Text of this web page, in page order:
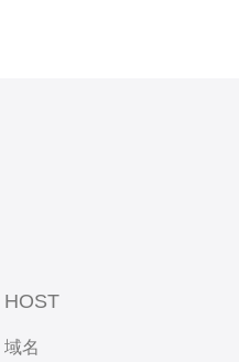
HOST
域名